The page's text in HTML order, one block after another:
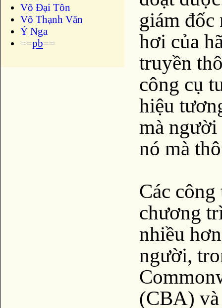
Võ Đại Tôn
Võ Thạnh Văn
Ý Nga
==pb==
giám đốc
hơi của
truyền
công cụ
hiệu
mà người
nó mà
Các
chương
nhiều
người,
(CBA)